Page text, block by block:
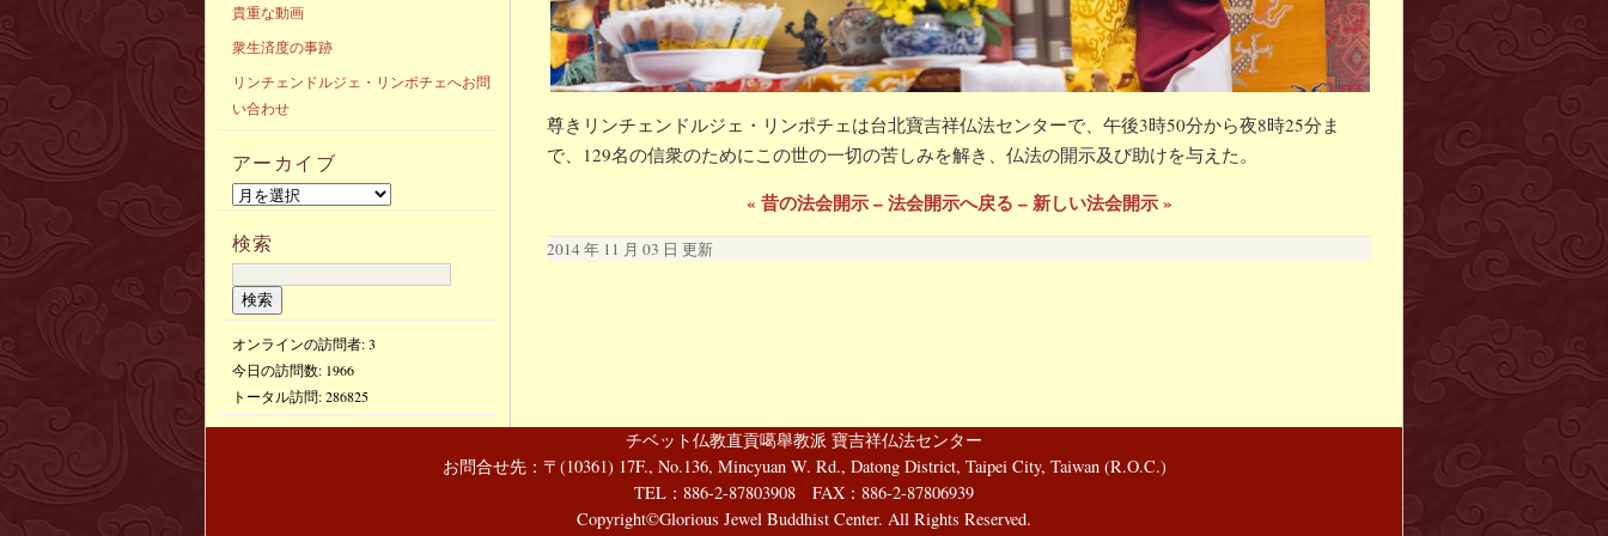
尊きリンチェンドルジェ・リンポチェは台北寶吉祥仏法センターで、午後3時50分から夜8時25分ま
で、129名の信衆のためにこの世の一切の苦しみを解き、仏法の開示及び助けを与えた。
« 昔の法会開示–法会開示へ戻る –新しい法会開示 »
2014 年 11 月 03 日 更新
貴重な動画
衆生済度の事跡
リンチェンドルジェ・リンポチェへお問
い合わせ
アーカイブ
検索
オンラインの訪問者: 3
今日の訪問数: 1966
トータル訪問:286825
チベット仏教直貢噶舉教派 寶吉祥仏法センター
お問合せ先：〒(10361) 17F., No.136, Mincyuan W. Rd., Datong District, Taipei City, Taiwan (R.O.C.)
TEL：886-2-87803908 FAX：886-2-87806939
Copyright©Glorious Jewel Buddhist Center. All Rights Reserved.